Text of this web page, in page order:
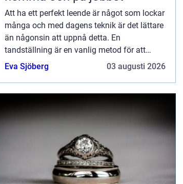
Att ha ett perfekt leende är något som lockar
många och med dagens teknik är det lättare
än någonsin att uppnå detta. En
tandställning är en vanlig metod för att
korrigera ojämna tä...
Eva Sjöberg 03 augusti 2026